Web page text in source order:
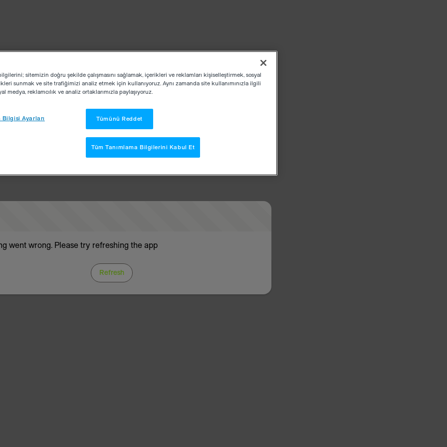
went wrong. Please try refreshing the app
Refresh
bilgilerini; sitemizin doğru şekilde çalışmasını sağlamak, içerikleri ve reklamları kişiselleştirmek, sosyal
sunmak ve site trafiğimizi analiz etmek için kullanıyoruz. Aynı zamanda site kullanımınızla ilgili
medya, reklamcılık ve analiz ortaklarımızla paylaşıyoruz.
Bilgisi Ayarları Tümünü Reddet
Tüm Tanımlama Bilgilerini Kabul Et